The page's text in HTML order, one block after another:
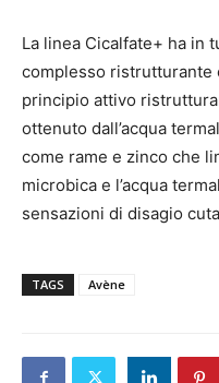
La linea Cicalfate+ ha in
complesso ristrutturante
principio attivo
ottenuto dall’acqua
come rame e zinco che
microbica e l’acqua
sensazioni di disagio
TAGS Avène